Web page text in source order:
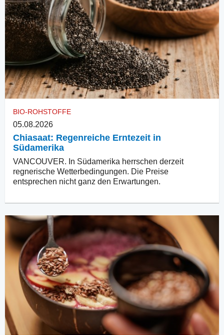
BIO-ROHSTOFFE
05.08.2026
Chiasaat: Regenreiche Erntezeit in
Südamerika
VANCOUVER. In Südamerika herrschen derzeit
regnerische Wetterbedingungen. Die Preise
entsprechen nicht ganz den Erwartungen.